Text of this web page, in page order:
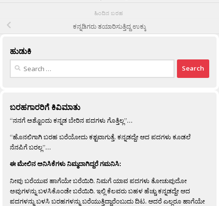
ಹಿಂದಿನ ಬರಹ
ಕನ್ನಡಿಗರು ತಯಾರಿಸುತ್ತಿದ್ದ ಉಕ್ಕು
ಹುಡುಕಿ
Search
ಬರಹಗಾರರಿಗೆ ಕಿವಿಮಾತು
“ನನಗೆ ಅಶ್ಟೊಂದು ಕನ್ನಡ ಬೇರಿನ ಪದಗಳು ಗೊತ್ತಿಲ್ಲ”…
“ಹೊನಲಿಗಾಗಿ ಬರಹ ಬರೆಯೋದು ಕಶ್ಟವಾಗುತ್ತೆ. ಕನ್ನಡದ್ದೇ ಆದ ಪದಗಳು ಕೂಡಲೆ
ನೆನಪಿಗೆ ಬರಲ್ಲ”…
ಈ ಮೇಲಿನ ಅನಿಸಿಕೆಗಳು ನಿಮ್ಮದಾಗಿದ್ದರೆ ಗಮನಿಸಿ:
ನೀವು ಬರೆಯುವ ಹಾಗೆಯೇ ಬರೆಯಿರಿ. ನಿಮಗೆ ಯಾವ ಪದಗಳು ತೋಚುವುದೋ
ಅವುಗಳನ್ನು ಬಳಸಿಕೊಂಡೇ ಬರೆಯಿರಿ. ಇಲ್ಲಿ ಕೆಲವರು ಬಹಳ ಹೆಚ್ಚು ಕನ್ನಡದ್ದೇ ಆದ
ಪದಗಳನ್ನು ಬಳಸಿ ಬರಹಗಳನ್ನು ಬರೆಯುತ್ತಿದ್ದಾರೆಂಬುದು ದಿಟ. ಆದರೆ ಎಲ್ಲರೂ ಹಾಗೆಯೇ